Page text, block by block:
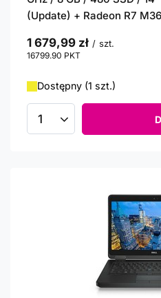
(Update) + Radeon R7
1 679,99 zł / szt.
16799.90 PKT
Dostępny (1 szt.)
Ilość produktów